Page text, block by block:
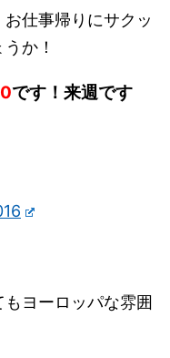
お仕事帰りにサクッ
か！
です！来週です
ヨーロッパな雰囲